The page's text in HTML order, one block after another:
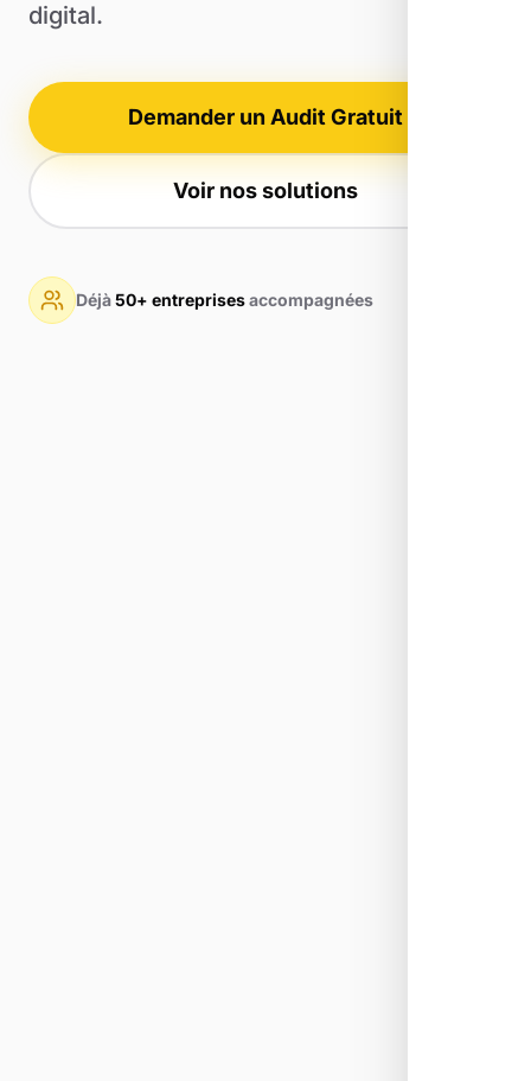
digital.
Demander un Audit Gratuit
Voir nos solutions
Déjà50+ entreprisesaccompagnées